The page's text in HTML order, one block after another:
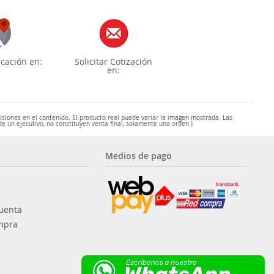
en: Solicitar Cotización
en:
en el contenido. El producto real puede variar la imagen mostrada. Las
un ejecutivo, no constituyen venta final, solamente una orden )
Medios de pago